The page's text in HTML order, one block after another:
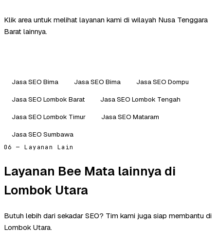
Klik area untuk melihat layanan kami di wilayah Nusa Tenggara
Barat lainnya.
Jasa SEO Bima Jasa SEO Bima
Jasa SEO Dompu
Jasa SEO Lombok Barat
Jasa SEO Lombok Tengah
Jasa SEO Lombok Timur
Jasa SEO Mataram
Jasa SEO Sumbawa
06 — Layanan Lain
Layanan Bee Mata lainnya di
Lombok Utara
Butuh lebih dari sekadar SEO? Tim kami juga siap membantu di
Lombok Utara.